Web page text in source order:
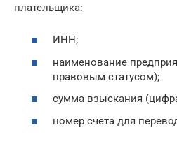
плательщика:
ИНН;
наименование
правовым статусом);
сумма взыскания
номер счета для